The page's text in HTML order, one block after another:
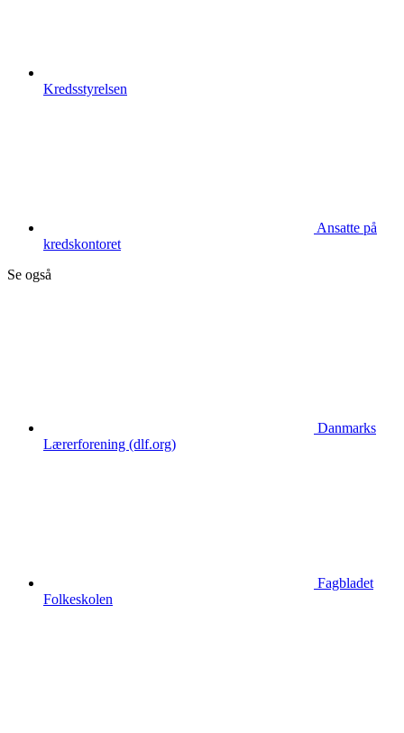
Kredsstyrelsen
Ansatte på
kredskontoret
Se også
Danmarks
Lærerforening (dlf.org)
Fagbladet
Folkeskolen